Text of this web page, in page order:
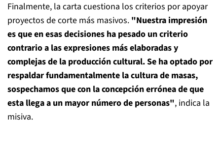
Finalmente, la carta cuestiona los criterios por apoyar
proyectos de corte más masivos. "Nuestra impresión
es que en esas decisiones ha pesado un criterio
contrario a las expresiones más elaboradas y
complejas de la producción cultural. Se ha optado por
respaldar fundamentalmente la cultura de masas,
sospechamos que con la concepción errónea de que
esta llega a un mayor número de personas", indica la
misiva.